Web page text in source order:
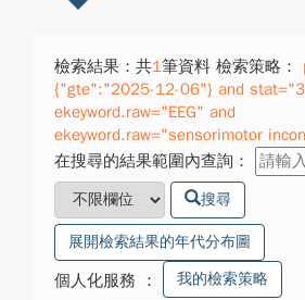
檢索結果：共1筆資料 檢索策略：
{"gte":"2025-12-06"} and
ekeyword.raw="EEG" and
ekeyword.raw="sensorimotor
在搜尋的結果範圍內查詢：
搜尋
展開檢索結果的年代分布圖
個人化服務 ： 我的檢索策略